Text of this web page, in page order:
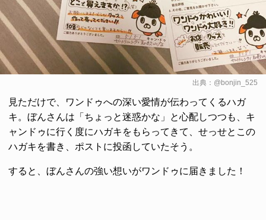
出典： @bonjin_525
見ただけで、ワンドゥへの深い愛情が伝わってくるハガ
キ。ぼんさんは「ちょっと迷惑かな」と心配しつつも、キ
ャンドゥに行く度にハガキをもらってきて、せっせとこの
ハガキを書き、ポストに投函していたそう。
すると、ぼんさんの強い想いがワンドゥに届きました！